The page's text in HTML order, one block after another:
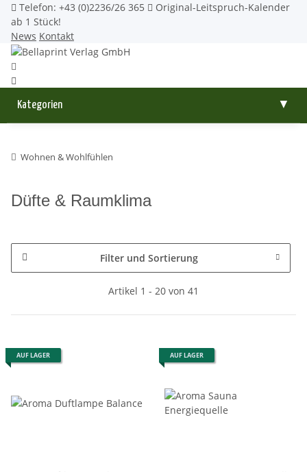
Telefon: +43 (0)2236/26 365
Original-Leitspruch-Kalender
ab 1 Stück!
News Kontakt
Kategorien ▼
Wohnen & Wohlfühlen
Düfte & Raumklima
Filter und Sortierung
Artikel 1 - 20 von 41
AUF LAGER AUF LAGER